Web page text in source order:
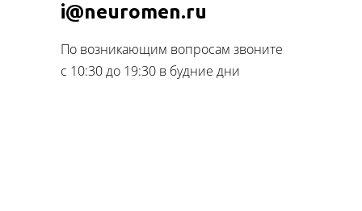
По возникающим вопросам звоните
с 10:30 до 19:30 в будние дни
i@neuromen.ru